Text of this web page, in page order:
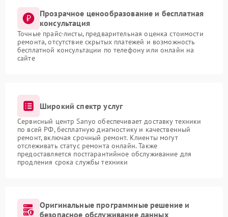
Прозрачное ценообразование и бесплатная
консультация
Точные прайс-листы, предварительная оценка стоимости
ремонта, отсутствие скрытых платежей и возможность
бесплатной консультации по телефону или онлайн на
сайте
Широкий спектр услуг
Сервисный центр Sanyo обеспечивает доставку техники
по всей РФ, бесплатную диагностику и качественный
ремонт, включая срочный ремонт. Клиенты могут
отслеживать статус ремонта онлайн. Также
предоставляется постгарантийное обслуживание для
продления срока службы техники
Оригинальные программные решение и
безопасное обслуживание данных